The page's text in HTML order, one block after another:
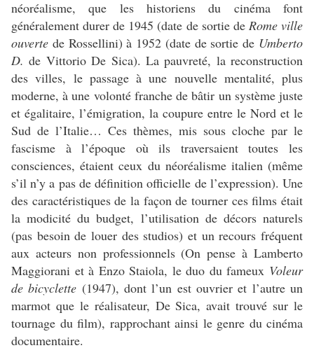
néoréalisme, que les historiens du cinéma font
généralement durer de 1945 (date de sortie de Rome ville
ouverte de Rossellini) à 1952 (date de sortie de Umberto
D. de Vittorio De Sica). La pauvreté, la reconstruction
des villes, le passage à une nouvelle mentalité, plus
moderne, à une volonté franche de bâtir un système juste
et égalitaire, l’émigration, la coupure entre le Nord et le
Sud de l’Italie… Ces thèmes, mis sous cloche par le
fascisme à l’époque où ils traversaient toutes les
consciences, étaient ceux du néoréalisme italien (même
s’il n’y a pas de définition officielle de l’expression). Une
des caractéristiques de la façon de tourner ces films était
la modicité du budget, l’utilisation de décors naturels
(pas besoin de louer des studios) et un recours fréquent
aux acteurs non professionnels (On pense à Lamberto
Maggiorani et à Enzo Staiola, le duo du fameux Voleur
de bicyclette (1947), dont l’un est ouvrier et l’autre un
marmot que le réalisateur, De Sica, avait trouvé sur le
tournage du film), rapprochant ainsi le genre du cinéma
documentaire.